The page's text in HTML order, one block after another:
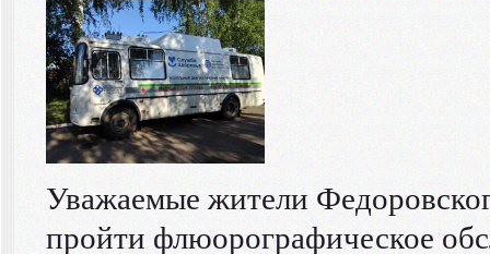
Уважаемые жители
пройти флюорографическое